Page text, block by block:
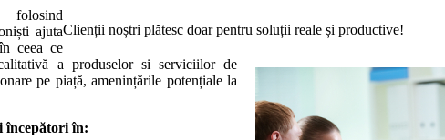
Clienții noștri plătesc doar pentru soluții reale și productive!
folosind
ajuta
ceea ce
a produselor si serviciilor de
pe piață, amenințările potențiale la
începători în: